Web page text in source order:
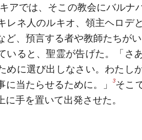
アでは、そこの教会にバルナ
レネ人のルキオ、領主ヘロデ
ど、預言する者や教師たちが
いると、聖霊が告げた。「さ
めに選び出しなさい。わたし
に当たらせるために。」3そこ
に手を置いて出発させた。